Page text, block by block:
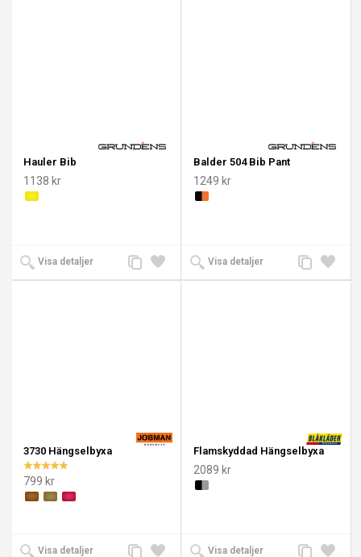
Hauler Bib
1138 kr
Visa detaljer
Lägg
till i
Lägg
till
Balder 504 Bib Pant
1249 kr
Visa detaljer
Lägg
till i
Lägg
till
3730 Hängselbyxa
799 kr
Visa detaljer
Lägg
Lägg
Flamskyddad Hängselbyxa
2089 kr
Visa detaljer
Lägg
Lägg